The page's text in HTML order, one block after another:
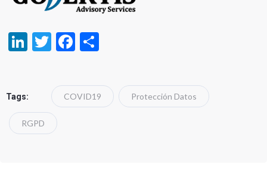
LinkedIn
TwitterFacebook
Tags: COVID19 Protección Datos
RGPD